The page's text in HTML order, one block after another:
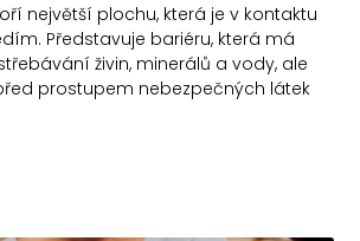
největší plochu, která je v kontaktu
Představuje bariéru, která má
živin, minerálů a vody, ale
prostupem nebezpečných látek